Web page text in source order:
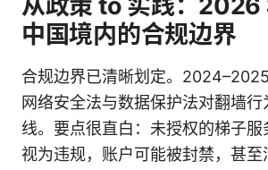
中国境内的合规边界
合规边界已清晰划定。
网络安全法与数据保护法对翻墙
线。要点很直白：未授权的梯子服
视为违规，账户可能被封禁，甚